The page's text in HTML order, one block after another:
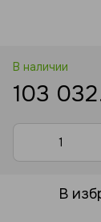
В наличии
103
В